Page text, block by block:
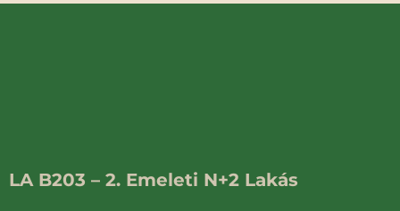
LA B203 – 2. Emeleti N+2 Lakás